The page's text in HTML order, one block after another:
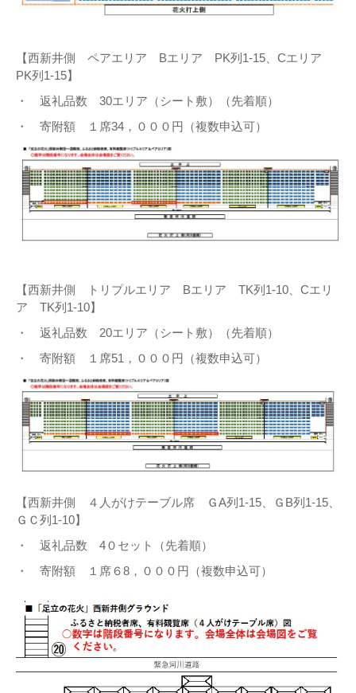
【西新井側 ペアエリア Bエリア PK列1-15、Cエリア
PK列1-15】
・ 返礼品数 30エリア（シート敷）（先着順）
・ 寄附額 １席34，０００円（複数申込可）
【西新井側 トリプルエリア Bエリア TK列1-10、Cエリ
ア TK列1-10】
・ 返礼品数 20エリア（シート敷）（先着順）
・ 寄附額 １席51，０００円（複数申込可）
【西新井側 ４人がけテーブル席 ＧA列1-15、ＧB列1-15、
ＧＣ列1-10】
・ 返礼品数 4０セット（先着順）
・ 寄附額 １席６8，０００円（複数申込可）